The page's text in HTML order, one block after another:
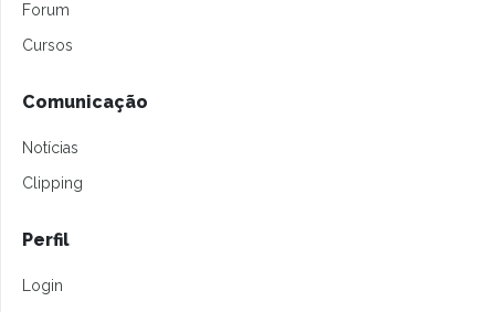
Forum
Cursos
Comunicação
Notícias
Clipping
Perfil
Login